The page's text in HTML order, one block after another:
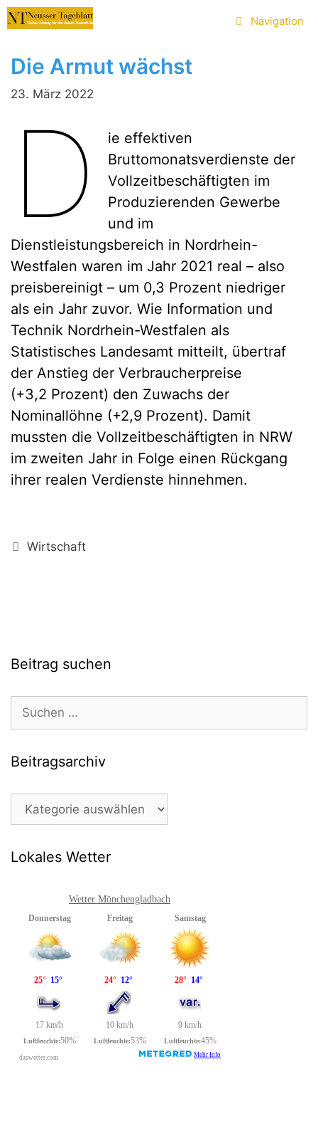
Zum
Inhalt
Navigation
Die Armut wächst
23. März 2022
D
ie effektiven
Bruttomonatsverdienste der
Vollzeitbeschäftigten im
Produzierenden Gewerbe
und im
Dienstleistungsbereich in Nordrhein-
Westfalen waren im Jahr 2021 real – also
preisbereinigt – um 0,3 Prozent niedriger
als ein Jahr zuvor. Wie Information und
Technik Nordrhein-Westfalen als
Statistisches Landesamt mitteilt, übertraf
der Anstieg der Verbraucherpreise
(+3,2 Prozent) den Zuwachs der
Nominallöhne (+2,9 Prozent). Damit
mussten die Vollzeitbeschäftigten in NRW
im zweiten Jahr in Folge einen Rückgang
ihrer realen Verdienste hinnehmen.
Kategorien
Wirtschaft
Beitrag suchen
nach:
Beitragsarchiv
Beitragsarchiv
Lokales Wetter
Wetter Mönchengladbach